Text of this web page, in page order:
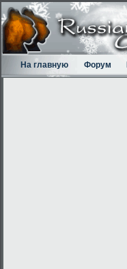
На главную Форум